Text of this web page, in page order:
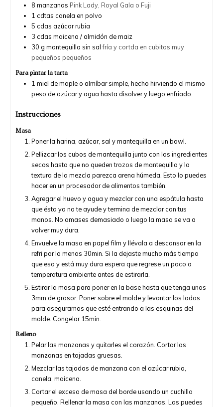
8 manzanas Pink Lady, Royal Gala o Fuji
1 cdtas canela en polvo
5 cdas azúcar rubia
3 cdas maicena / almidón de maiz
30 g mantequilla sin sal fría y cortda en cubitos muy
pequeños pequeños
Para pintar la tarta
1 miel de maple o almíbar simple, hecho hirviendo el mismo
peso de azúcar y agua hasta disolver y luego enfriado.
Instrucciones
Masa
Poner la harina, azúcar, sal y mantequilla en un bowl.
Pellizcar los cubos de mantequilla junto con los ingredientes
secos hasta que no queden trozos de mantequilla y la
textura de la mezcla parezca arena húmeda. Esto lo puedes
hacer en un procesador de alimentos también.
Agregar el huevo y agua y mezclar con una espátula hasta
que ésta ya no te ayude y termina de mezclar con tus
manos. No amases demasiado o luego la masa se va a
volver muy dura.
Envuelve la masa en papel film y llévala a descansar en la
refri por lo menos 30min. Si la dejaste mucho más tiempo
que eso y está muy dura espera que regrese un poco a
temperatura ambiente antes de estirarla.
Estirar la masa para poner en la base hasta que tenga unos
3mm de grosor. Poner sobre el molde y levantar los lados
para asegurarnos que esté entrando a las esquinas del
molde. Congelar 15min.
Relleno
Pelar las manzanas y quitarles el corazón. Cortar las
manzanas en tajadas gruesas.
Mezclar las tajadas de manzana con el azúcar rubia,
canela, maicena.
Cortar el exceso de masa del borde usando un cuchillo
pequeño. Rellenar la masa con las manzanas. Las puedes